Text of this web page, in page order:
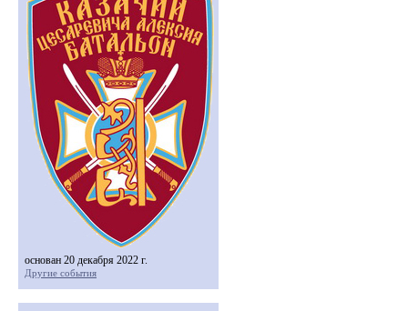
основан 20 декабря 2022 г.
Другие события